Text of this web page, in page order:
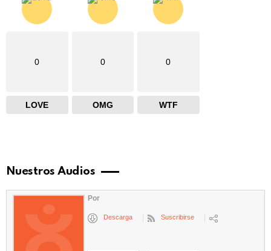
0
LOVE
0
OMG
0
WTF
Nuestros Audios